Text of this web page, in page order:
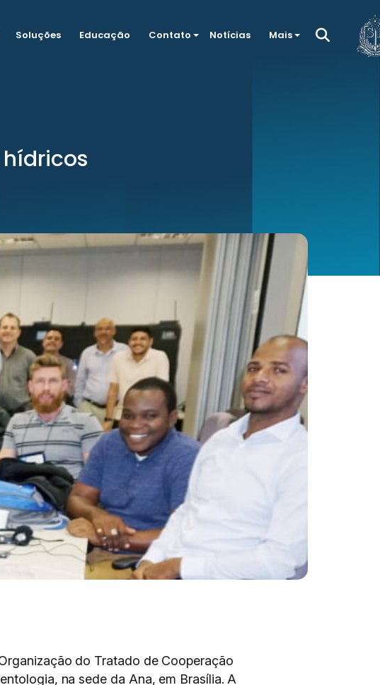
Soluções Educação Contato Notícias Mais
do Tratado de Cooperação
na sede da Ana, em Brasília. A